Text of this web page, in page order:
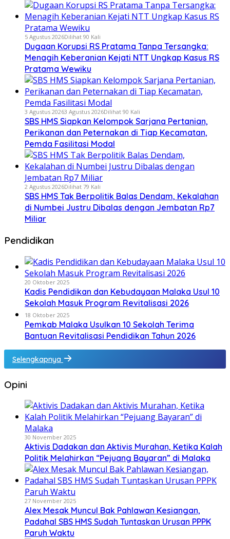
5 Agustus 2026Dilihat 90 Kali
Dugaan Korupsi RS Pratama Tanpa Tersangka:
Menagih Keberanian Kejati NTT Ungkap Kasus RS
Pratama Wewiku
3 Agustus 20263 Agustus 2026Dilihat 90 Kali
SBS HMS Siapkan Kelompok Sarjana Pertanian,
Perikanan dan Peternakan di Tiap Kecamatan,
Pemda Fasilitasi Modal
2 Agustus 2026Dilihat 79 Kali
SBS HMS Tak Berpolitik Balas Dendam, Kekalahan
di Numbei Justru Dibalas dengan Jembatan Rp7
Miliar
Pendidikan
20 Oktober 2025
Kadis Pendidikan dan Kebudayaan Malaka Usul 10
Sekolah Masuk Program Revitalisasi 2026
18 Oktober 2025
Pemkab Malaka Usulkan 10 Sekolah Terima
Bantuan Revitalisasi Pendidikan Tahun 2026
Selengkapnya
Opini
30 November 2025
Aktivis Dadakan dan Aktivis Murahan, Ketika Kalah
Politik Melahirkan “Pejuang Bayaran” di Malaka
27 November 2025
Alex Mesak Muncul Bak Pahlawan Kesiangan,
Padahal SBS HMS Sudah Tuntaskan Urusan PPPK
Paruh Waktu